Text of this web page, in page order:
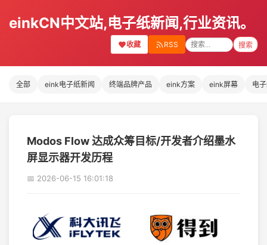
einkCN中文站,电子纸新闻,行业资讯。
收藏 RSS 搜索
全部 eink电子纸新闻 终端品牌产品 eink方案 eink屏幕 电
Modos Flow 达成众筹目标/开发者介绍墨水
屏显示器开发历程
📅 2026-06-15 16:01:18